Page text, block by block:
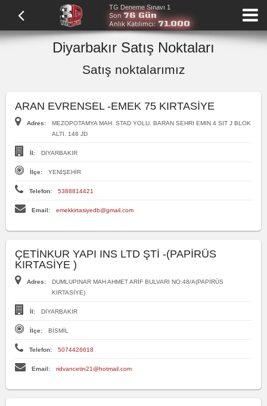
TG Deneme Sınavı 1
Son 76 Gün
Anlık Katılımcı:71.000
Diyarbakır Satış Noktaları
Satış noktalarımız
ARAN EVRENSEL -EMEK 75 KIRTASİYE
Adres:
MEZOPOTAMYA MAH. STAD YOLU. BARAN SEHRI EMIN 4 SIT J BLOK
ALTI. 148 JD
İl: DİYARBAKIR
İlçe: YENİŞEHİR
Telefon: 5388814421
Email: emekkirtasiyedb@gmail.com
ÇETİNKUR YAPI INS LTD ŞTİ -(PAPİRÜS
KIRTASİYE )
Adres:
DUMLUPINAR MAH AHMET ARİF BULVARI NO:48/A(PAPİRÜS
KIRTASİYE)
İl: DİYARBAKIR
İlçe: BİSMİL
Telefon: 5074426618
Email: ridvancetin21@hotmail.com